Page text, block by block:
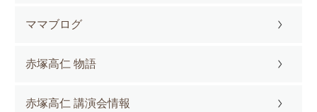
ママブログ
赤塚高仁 物語
赤塚高仁 講演会情報